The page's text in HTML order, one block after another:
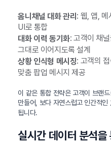
옴니채널 대화 관리 : 웹, 앱, 메
UI로 통합
대화 이력 동기화: 고객이 채
그대로 이어지도록 설계
상황 인식형 메시징: 고객의
맞춤 팝업 메시지 제공
이 같은 통합 전략은 고객이 브랜드
만들어, 보다 자연스럽고 인간적인
됩니다.
실시간 데이터 분석